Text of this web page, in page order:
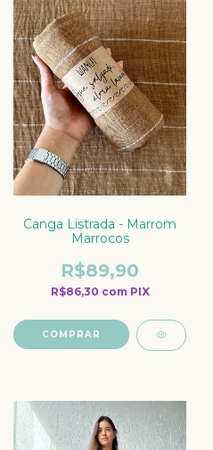
Canga Listrada - Marrom
Marrocos
R$89,90
R$86,30 com PIX
COMPRAR